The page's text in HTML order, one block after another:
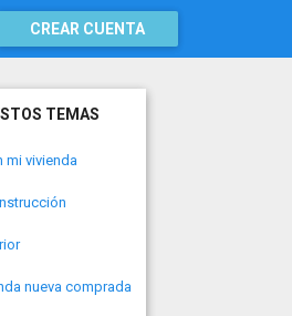
CREAR CUENTA
TEMAS
mi vivienda
nueva comprada